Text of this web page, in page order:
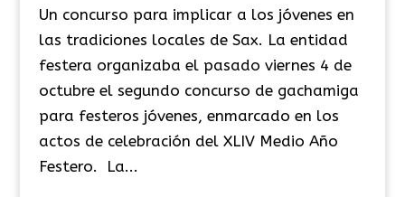
Un concurso para implicar a los jóvenes en
las tradiciones locales de Sax. La entidad
festera organizaba el pasado viernes 4 de
octubre el segundo concurso de gachamiga
para festeros jóvenes, enmarcado en los
actos de celebración del XLIV Medio Año
Festero. La...